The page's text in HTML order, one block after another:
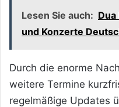
Lesen Sie auch:
und Konzerte
Durch die enorme
weitere Termine
regelmäßige Updates